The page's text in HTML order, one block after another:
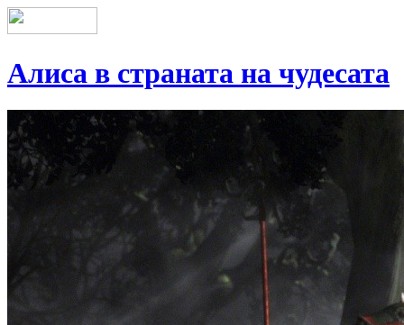
Алиса в страната на чудесата